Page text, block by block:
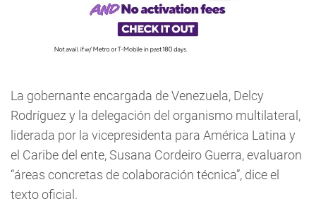
La gobernante encargada de Venezuela, Delcy
Rodríguez y la delegación del organismo multilateral,
liderada por la vicepresidenta para América Latina y
el Caribe del ente, Susana Cordeiro Guerra, evaluaron
“áreas concretas de colaboración técnica”, dice el
texto oficial.